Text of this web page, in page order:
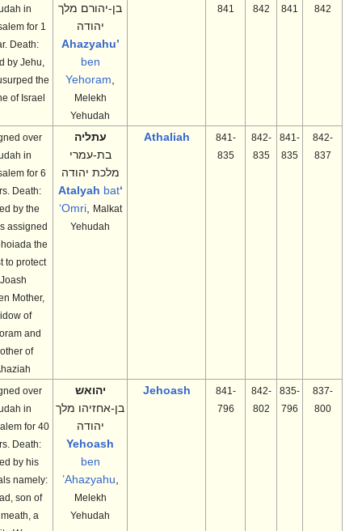
841
842
841
בן-יהורם מלך
Yehoram
Melekh
Yehudah
Judah in
Jerusalem for 1
year. Death:
Killed by Jehu,
who usurped the
throne of Israel
841-
835
842-
835
841-
835
Athaliah
עתליה
בת-עמרי
מלכת יהודה
‘Omri,Malkat
Yehudah
Reigned over
Judah in
Jerusalem for 6
years. Death:
Killed by the
troops assigned
by Jehoiada the
Priest to protect
Queen Mother,
widow of
Jehoram and
mother of
Ahaziah
835-
796
842-
802
841-
796
Jehoash
יהואש
בן-אחזיהו מלך
Yehoash
’Ahazyahu
Melekh
Yehudah
Reigned over
Judah in
Jerusalem for 40
years. Death:
Killed by his
officials namely:
Zabad, son of
Shimeath, a